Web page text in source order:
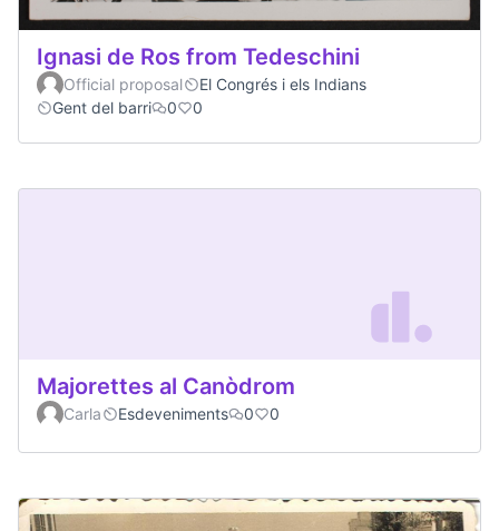
Ignasi de Ros from Tedeschini
Official proposal
El Congrés i els Indians
Gent del barri
0 0
Majorettes al Canòdrom
Carla Esdeveniments 0 0